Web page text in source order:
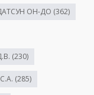
ОН-ДО (362)
(230)
(285)